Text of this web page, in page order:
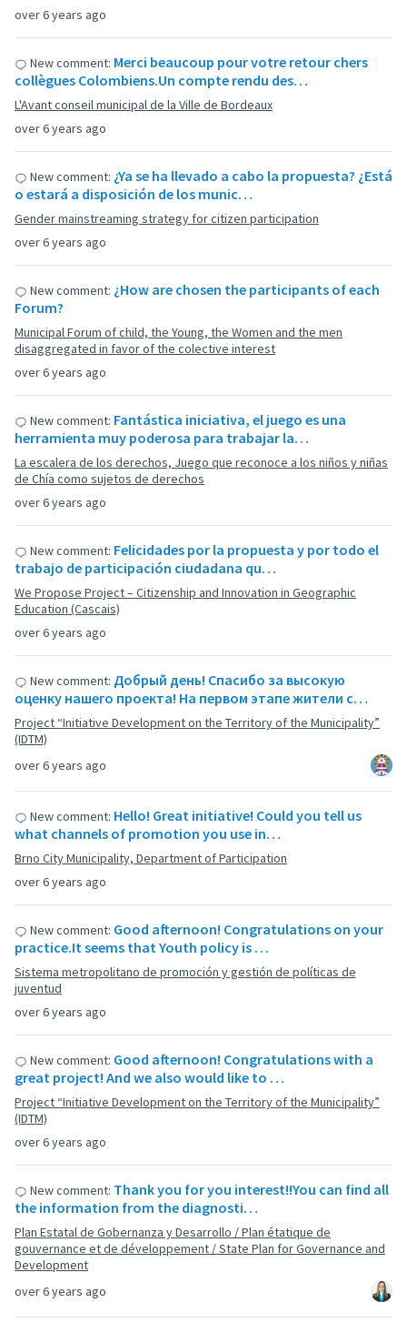
over 6 years ago
over 6 years ago
New comment: Merci beaucoup pour votre retour chers
collègues Colombiens.Un compte rendu des…
L'Avant conseil municipal de la Ville de Bordeaux
over 6 years ago
New comment: ¿Ya se ha llevado a cabo la propuesta? ¿Está
o estará a disposición de los munic…
Gender mainstreaming strategy for citizen participation
over 6 years ago
New comment: ¿How are chosen the participants of each
Forum?
Municipal Forum of child, the Young, the Women and the men
disaggregated in favor of the colective interest
over 6 years ago
New comment: Fantástica iniciativa, el juego es una
herramienta muy poderosa para trabajar la…
La escalera de los derechos, Juego que reconoce a los niños y niñas
de Chía como sujetos de derechos
over 6 years ago
New comment: Felicidades por la propuesta y por todo el
trabajo de participación ciudadana qu…
We Propose Project – Citizenship and Innovation in Geographic
Education (Cascais)
over 6 years ago
New comment: Добрый день! Спасибо за высокую
оценку нашего проекта! На первом этапе жители с…
Project “Initiative Development on the Territory of the Municipality”
(IDTM)
over 6 years ago
New comment: Hello! Great initiative! Could you tell us
what channels of promotion you use in…
Brno City Municipality, Department of Participation
over 6 years ago
New comment: Good afternoon! Congratulations on your
practice.It seems that Youth policy is …
Sistema metropolitano de promoción y gestión de políticas de
juventud
over 6 years ago
New comment: Good afternoon! Congratulations with a
great project! And we also would like to …
Project “Initiative Development on the Territory of the Municipality”
(IDTM)
over 6 years ago
New comment: Thank you for you interest!!You can find all
the information from the diagnosti…
Plan Estatal de Gobernanza y Desarrollo / Plan étatique de
gouvernance et de développement / State Plan for Governance and
Development